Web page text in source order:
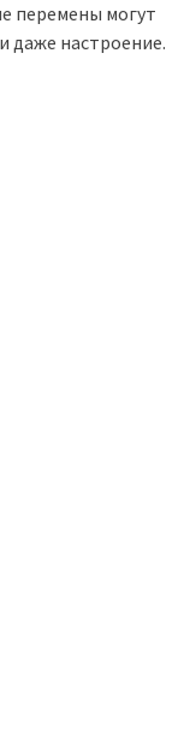
перемены могут
даже настроение.